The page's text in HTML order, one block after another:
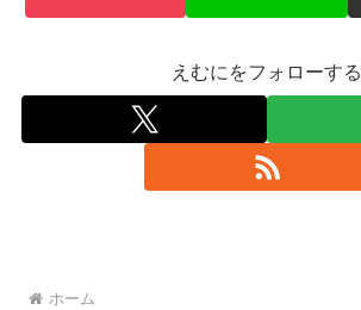
えむにをフォローする
ホーム